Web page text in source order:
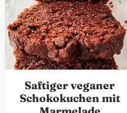
Saftiger veganer
Schokokuchen mit